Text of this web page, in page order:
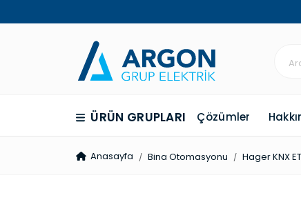
ÜRÜN GRUPLARI Çözümler
Anasayfa Bina Otomasyonu Hager KNX